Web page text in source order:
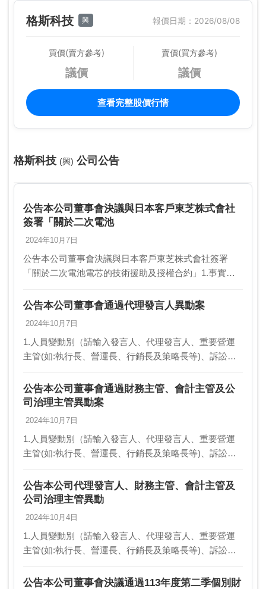
格斯科技 興 報價日期：2026/08/08
買價(賣方參考)
議價
賣價(買方參考)
議價
查看完整股價行情
格斯科技 (興) 公司公告
公告本公司董事會決議與日本客戶東芝株式會社
簽署「關於二次電池
2024年10月7日
公告本公司董事會決議與日本客戶東芝株式會社簽署
「關於二次電池電芯的技術援助及授權合約」1.事實發
司關係(請輸入本公司或子公司):本公…
公告本公司董事會通過代理發言人異動案
2024年10月7日
1.人員變動別（請輸入發言人、代理發言人、重要營運
主管(如:執行長、營運長、行銷長及策略長等)、訴訟及
資訊安全長、研發主管或內部稽核主管）:代理發言人…
公告本公司董事會通過財務主管、會計主管及公
司治理主管異動案
2024年10月7日
1.人員變動別（請輸入發言人、代理發言人、重要營運
主管(如:執行長、營運長、行銷長及策略長等)、訴訟及
資訊安全長、研發主管或內部稽核主管）:財務主管、…
公告本公司代理發言人、財務主管、會計主管及
公司治理主管異動
2024年10月4日
1.人員變動別（請輸入發言人、代理發言人、重要營運
主管(如:執行長、營運長、行銷長及策略長等)、訴訟及
資訊安全長、研發主管或內部稽核主管）:代理發言人…
公告本公司董事會決議通過113年度第二季個別財